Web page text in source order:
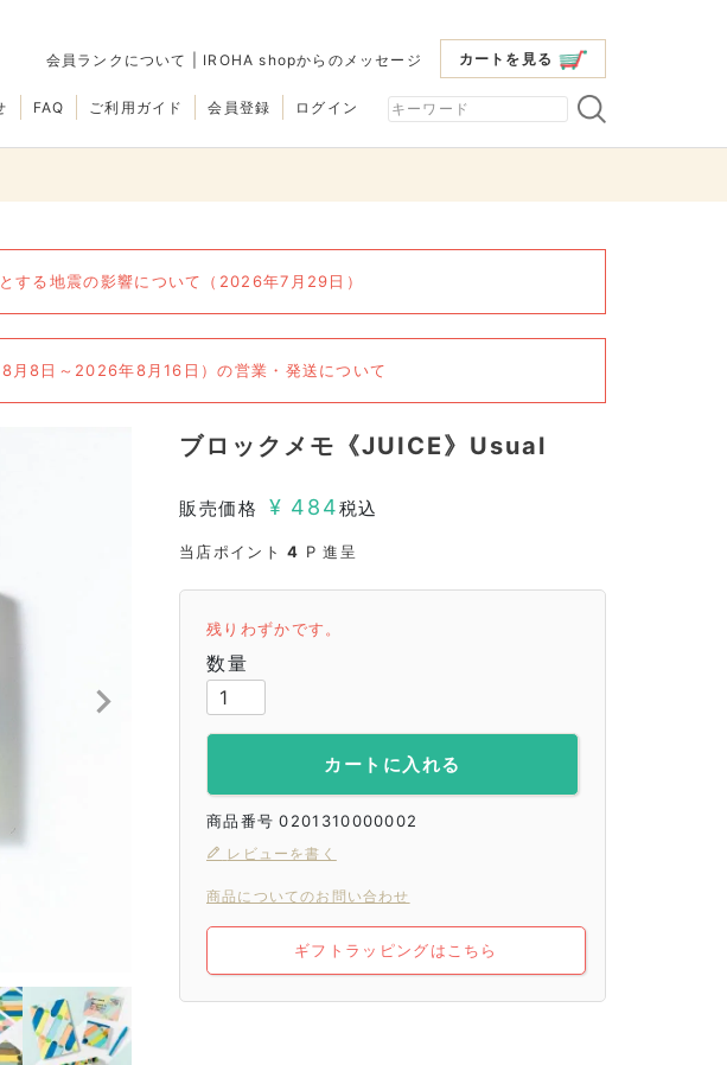
カートを見る
会員ランクについて IROHA shopからのメッセージ
会員登録 ログイン
ご利用ガイド
FAQ
する地震の影響について（2026年7月29日）
月8日～2026年8月16日）の営業・発送について
ブロックメモ《JUICE》Usual
販売価格 ¥ 484税込
当店ポイント 4 P 進呈
残りわずかです。
カートに入れる
商品番号 0201310000002
レビューを書く
商品についてのお問い合わせ
ギフトラッピングはこちら